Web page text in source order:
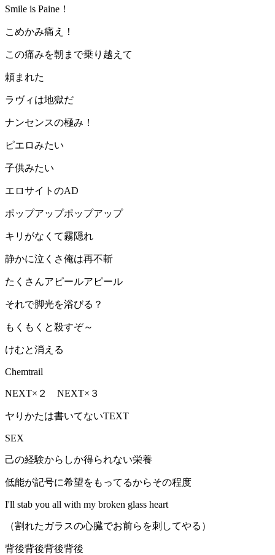
Smile is Paine！
こめかみ痛え！
この痛みを朝まで乗り越えて
頼まれた
ラヴィは地獄だ
ナンセンスの極み！
ピエロみたい
子供みたい
エロサイトのAD
ポップアップポップアップ
キリがなくて霧隠れ
静かに泣くさ俺は再不斬
たくさんアピールアピール
それで脚光を浴びる？
もくもくと殺すぞ～
けむと消える
Chemtrail
NEXT×２ NEXT×３
ヤりかたは書いてないTEXT
SEX
己の経験からしか得られない栄養
低能が記号に希望をもってるからその程度
I'll stab you all with my broken glass heart
（割れたガラスの心臓でお前らを刺してやる）
背後背後背後背後